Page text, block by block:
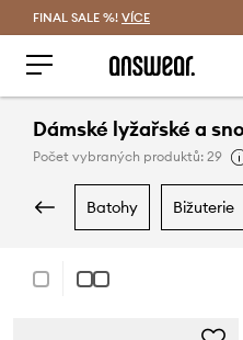
FINAL SALE %! VÍCE
Dámské lyžařské a
Počet vybraných produktů: 29
batohy bižuterie